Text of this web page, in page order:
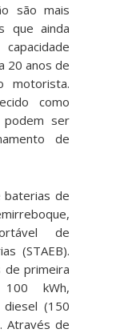
são mais
que ainda
20 anos de
motorista.
como
podem ser
de
baterias de
de
(STAEB).
primeira
kWh,
(150
Através de